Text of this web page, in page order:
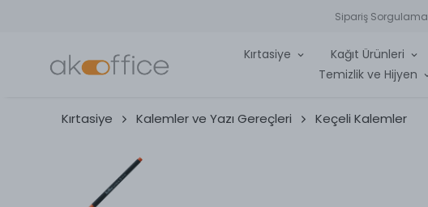
Sipariş Sorgulama
Kırtasiye Kağıt Ürünleri
Temizlik ve Hijyen
Kırtasiye Kalemler ve Yazı Gereçleri Keçeli Kalemler